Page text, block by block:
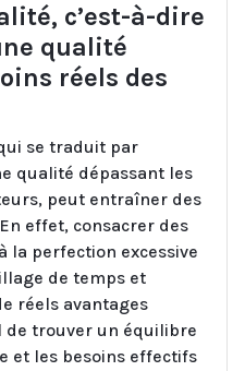
c’est-à-dire
qualité
réels des
se traduit par
qualité dépassant les
peut entraîner des
effet, consacrer des
la perfection excessive
de temps et
réels avantages
de trouver un équilibre
et les besoins effectifs